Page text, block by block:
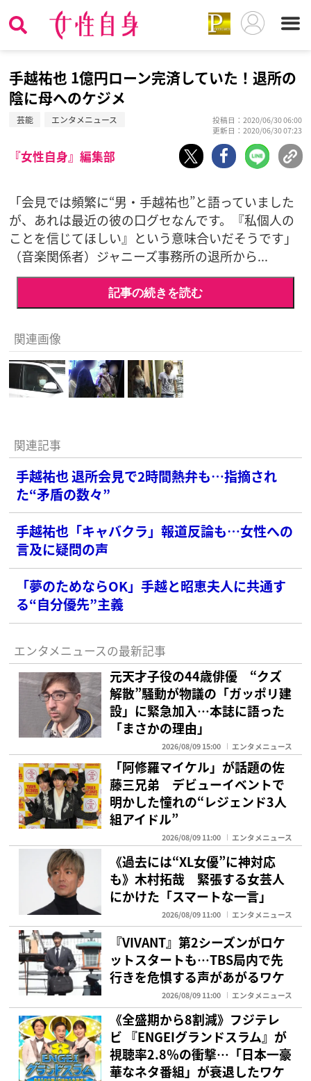
手越祐也 1億円ローン完済していた！退所の
陰に母へのケジメ
芸能 エンタメニュース
投稿日：2020/06/30 06:00
更新日：2020/06/30 07:23
『女性自身』編集部
「会見では頻繁に“男・手越祐也”と語っていました
が、あれは最近の彼の口グセなんです。『私個人の
ことを信じてほしい』という意味合いだそうです」
（音楽関係者）ジャニーズ事務所の退所から...
記事の続きを読む
関連画像
関連記事
手越祐也 退所会見で2時間熱弁も…指摘され
た“矛盾の数々”
手越祐也「キャバクラ」報道反論も…女性への
言及に疑問の声
「夢のためならOK」手越と昭恵夫人に共通す
る“自分優先”主義
エンタメニュースの最新記事
元天才子役の44歳俳優 “クズ
解散”騒動が物議の「ガッポリ建
設」に緊急加入…本誌に語った
「まさかの理由」
2026/08/09 15:00 エンタメニュース
「阿修羅マイケル」が話題の佐
藤三兄弟 デビューイベントで
明かした憧れの“レジェンド3人
組アイドル”
2026/08/09 11:00 エンタメニュース
《過去には“XL女優”に神対応
も》木村拓哉 緊張する女芸人
にかけた「スマートな一言」
2026/08/09 11:00 エンタメニュース
『VIVANT』第2シーズンがロケ
ットスタートも…TBS局内で先
行きを危惧する声があがるワケ
2026/08/09 11:00 エンタメニュース
《全盛期から8割減》フジテレ
ビ 『ENGEIグランドスラム』が
視聴率2.8％の衝撃…「日本一豪
華なネタ番組」が衰退したワケ